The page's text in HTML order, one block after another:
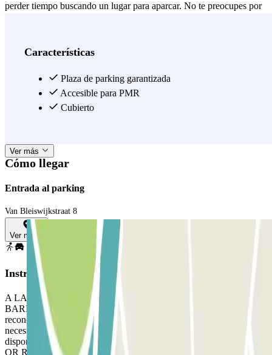
perder tiempo buscando un lugar para aparcar. No te preocupes por
distrito de los canales. La parada de tranvía Van Hallstraat está a
la ciudad. Explora la ciudad sin preocuparte por el aparcamiento.
Reserva tu plaza de aparcamiento con antelación y tu día en
Ámsterdam será aún más agradable. Al final del día, puedes
Ver más
Características
Plaza de parking garantizada
Accesible para PMR
Cubierto
Cómo llegar
Entrada al parking
Van Bleiswijkstraat 8
Ver mapa
Instrucciones
A LA LLEGADA: Ingrese al estacionamiento. PARA ABRIR LA
BARRERA: Acérquese a la barrera. El lector de placas de matrícula
reconocerá su vehículo y la barrera se abrirá automáticamente sin
necesidad de presionar ningún botón. Estacione en cualquier lugar
disponible. SI LA BARRERA NO SE ABRE: USE EL CÓDIGO
QR RECIBIDO EN SU CORREO DE CONFIRMACIÓN: Si el